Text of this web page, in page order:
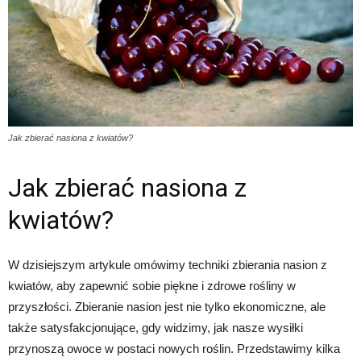
Jak zbierać nasiona z kwiatów?
Jak zbierać nasiona z
kwiatów?
W dzisiejszym artykule omówimy techniki zbierania nasion z
kwiatów, aby zapewnić sobie piękne i zdrowe rośliny w
przyszłości. Zbieranie nasion jest nie tylko ekonomiczne, ale
także satysfakcjonujące, gdy widzimy, jak nasze wysiłki
przynoszą owoce w postaci nowych roślin. Przedstawimy kilka